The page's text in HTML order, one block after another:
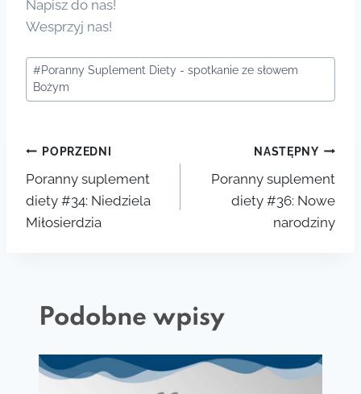
Napisz do nas!
Wesprzyj nas!
Tagi
wpisu:
#Poranny Suplement Diety - spotkanie ze słowem
Bożym
Nawigacja
wpisu
POPRZEDNI
Poranny suplement
diety #34: Niedziela
Miłosierdzia
NASTĘPNY
Poranny suplement
diety #36: Nowe
narodziny
Podobne wpisy